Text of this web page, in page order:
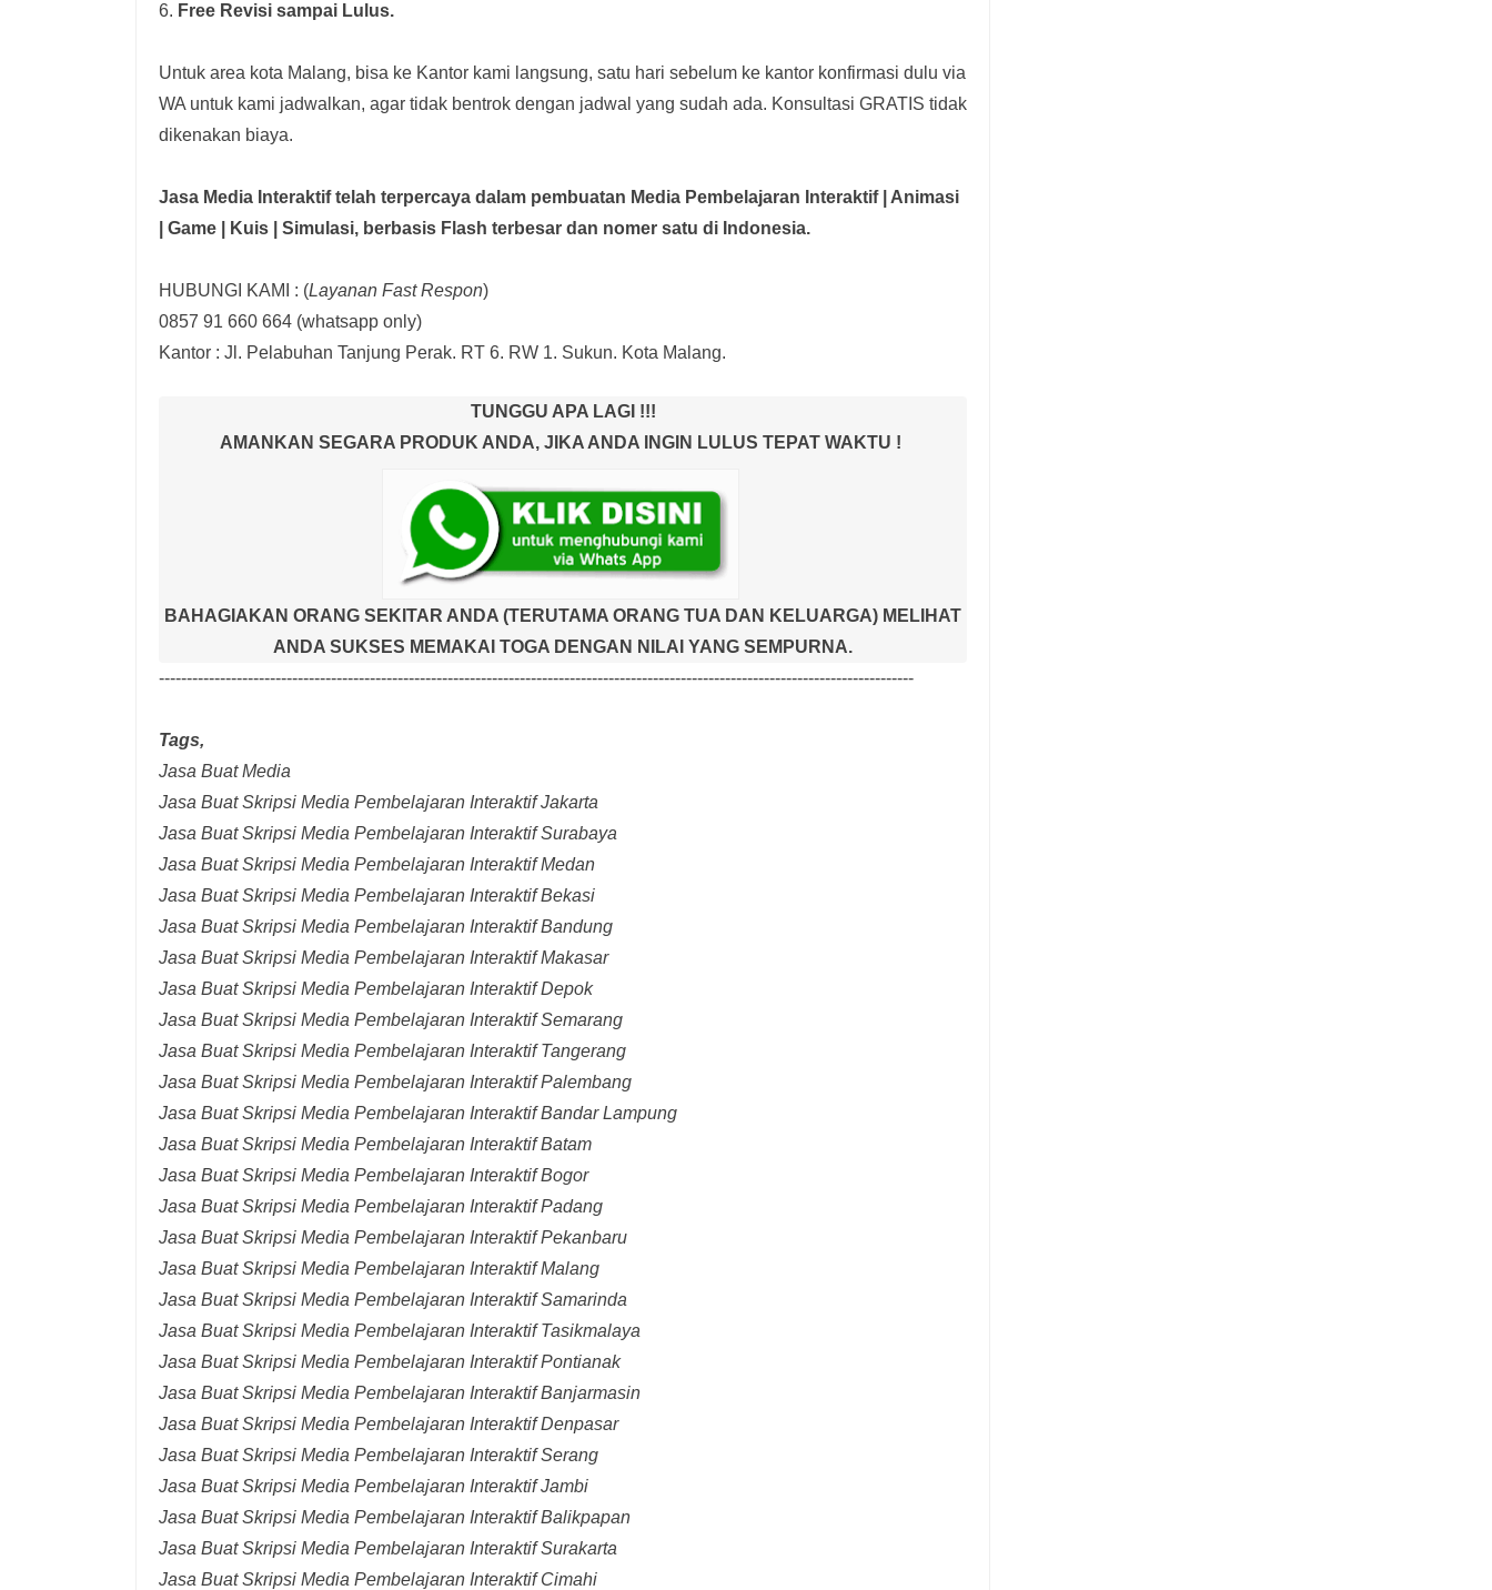
6. Free Revisi sampai Lulus.
Untuk area kota Malang, bisa ke Kantor kami langsung, satu hari sebelum ke kantor konfirmasi dulu via
WA untuk kami jadwalkan, agar tidak bentrok dengan jadwal yang sudah ada. Konsultasi GRATIS tidak
dikenakan biaya.
Jasa Media Interaktif telah terpercaya dalam pembuatan Media Pembelajaran Interaktif| Animasi
| Game | Kuis | Simulasi, berbasis Flash terbesar dan nomer satu di Indonesia.
HUBUNGI KAMI : (Layanan Fast Respon)
0857 91 660 664 (whatsapp only)
Kantor : Jl. Pelabuhan Tanjung Perak. RT 6. RW 1. Sukun. Kota Malang.
TUNGGU APA LAGI !!!
AMANKAN SEGARA PRODUK ANDA, JIKA ANDA INGIN LULUS TEPAT WAKTU !
BAHAGIAKAN ORANG SEKITAR ANDA (TERUTAMA ORANG TUA DAN KELUARGA) MELIHAT
ANDA SUKSES MEMAKAI TOGA DENGAN NILAI YANG SEMPURNA.
----------------------------------------------------------------------------------------------------------------------------------------
Tags,
Jasa Buat Media
Jasa Buat Skripsi Media Pembelajaran Interaktif Jakarta
Jasa Buat Skripsi Media Pembelajaran Interaktif Surabaya
Jasa Buat Skripsi Media Pembelajaran Interaktif Medan
Jasa Buat Skripsi Media Pembelajaran Interaktif Bekasi
Jasa Buat Skripsi Media Pembelajaran Interaktif Bandung
Jasa Buat Skripsi Media Pembelajaran Interaktif Makasar
Jasa Buat Skripsi Media Pembelajaran Interaktif Depok
Jasa Buat Skripsi Media Pembelajaran Interaktif Semarang
Jasa Buat Skripsi Media Pembelajaran Interaktif Tangerang
Jasa Buat Skripsi Media Pembelajaran Interaktif Palembang
Jasa Buat Skripsi Media Pembelajaran Interaktif Bandar Lampung
Jasa Buat Skripsi Media Pembelajaran Interaktif Batam
Jasa Buat Skripsi Media Pembelajaran Interaktif Bogor
Jasa Buat Skripsi Media Pembelajaran Interaktif Padang
Jasa Buat Skripsi Media Pembelajaran Interaktif Pekanbaru
Jasa Buat Skripsi Media Pembelajaran Interaktif Malang
Jasa Buat Skripsi Media Pembelajaran Interaktif Samarinda
Jasa Buat Skripsi Media Pembelajaran Interaktif Tasikmalaya
Jasa Buat Skripsi Media Pembelajaran Interaktif Pontianak
Jasa Buat Skripsi Media Pembelajaran Interaktif Banjarmasin
Jasa Buat Skripsi Media Pembelajaran Interaktif Denpasar
Jasa Buat Skripsi Media Pembelajaran Interaktif Serang
Jasa Buat Skripsi Media Pembelajaran Interaktif Jambi
Jasa Buat Skripsi Media Pembelajaran Interaktif Balikpapan
Jasa Buat Skripsi Media Pembelajaran Interaktif Surakarta
Jasa Buat Skripsi Media Pembelajaran Interaktif Cimahi